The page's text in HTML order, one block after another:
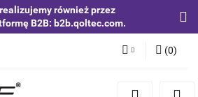
również przez
B2B: b2b.qoltec.com.
Zaloguj się
(0)